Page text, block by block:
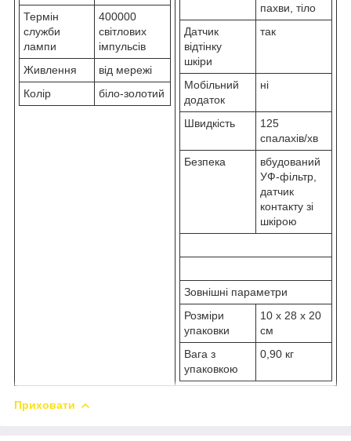
Термін
служби
лампи
400000
світлових
імпульсів
Живлення
від мережі
Колір
біло-золотий
пахви, тіло
Датчик
відтінку
шкіри
так
Мобільний
додаток
ні
Швидкість
125
спалахів/хв
Безпека
вбудований
УФ-фільтр,
датчик
контакту зі
шкірою
Зовнішні параметри
Розміри
упаковки
10 x 28 x 20
см
Вага з
упаковкою
0,90 кг
Приховати